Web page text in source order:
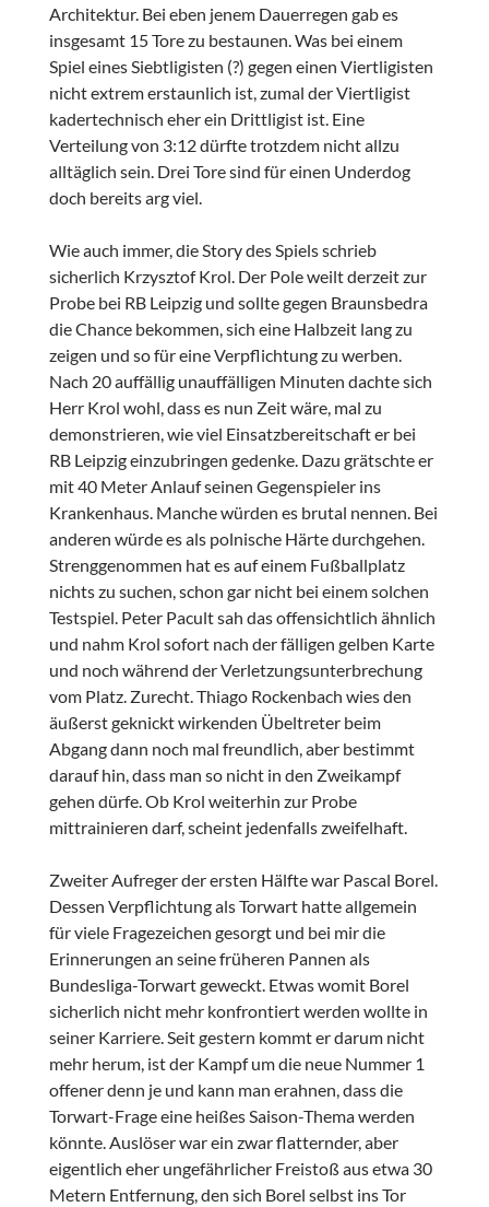
Architektur. Bei eben jenem Dauerregen gab es
insgesamt 15 Tore zu bestaunen. Was bei einem
Spiel eines Siebtligisten (?) gegen einen Viertligisten
nicht extrem erstaunlich ist, zumal der Viertligist
kadertechnisch eher ein Drittligist ist. Eine
Verteilung von 3:12 dürfte trotzdem nicht allzu
alltäglich sein. Drei Tore sind für einen Underdog
doch bereits arg viel.
Wie auch immer, die Story des Spiels schrieb
sicherlich Krzysztof Krol. Der Pole weilt derzeit zur
Probe bei RB Leipzig und sollte gegen Braunsbedra
die Chance bekommen, sich eine Halbzeit lang zu
zeigen und so für eine Verpflichtung zu werben.
Nach 20 auffällig unauffälligen Minuten dachte sich
Herr Krol wohl, dass es nun Zeit wäre, mal zu
demonstrieren, wie viel Einsatzbereitschaft er bei
RB Leipzig einzubringen gedenke. Dazu grätschte er
mit 40 Meter Anlauf seinen Gegenspieler ins
Krankenhaus. Manche würden es brutal nennen. Bei
anderen würde es als polnische Härte durchgehen.
Strenggenommen hat es auf einem Fußballplatz
nichts zu suchen, schon gar nicht bei einem solchen
Testspiel. Peter Pacult sah das offensichtlich ähnlich
und nahm Krol sofort nach der fälligen gelben Karte
und noch während der Verletzungsunterbrechung
vom Platz. Zurecht. Thiago Rockenbach wies den
äußerst geknickt wirkenden Übeltreter beim
Abgang dann noch mal freundlich, aber bestimmt
darauf hin, dass man so nicht in den Zweikampf
gehen dürfe. Ob Krol weiterhin zur Probe
mittrainieren darf, scheint jedenfalls zweifelhaft.
Zweiter Aufreger der ersten Hälfte war Pascal Borel.
Dessen Verpflichtung als Torwart hatte allgemein
für viele Fragezeichen gesorgt und bei mir die
Erinnerungen an seine früheren Pannen als
Bundesliga-Torwart geweckt. Etwas womit Borel
sicherlich nicht mehr konfrontiert werden wollte in
seiner Karriere. Seit gestern kommt er darum nicht
mehr herum, ist der Kampf um die neue Nummer 1
offener denn je und kann man erahnen, dass die
Torwart-Frage eine heißes Saison-Thema werden
könnte. Auslöser war ein zwar flatternder, aber
eigentlich eher ungefährlicher Freistoß aus etwa 30
Metern Entfernung, den sich Borel selbst ins Tor